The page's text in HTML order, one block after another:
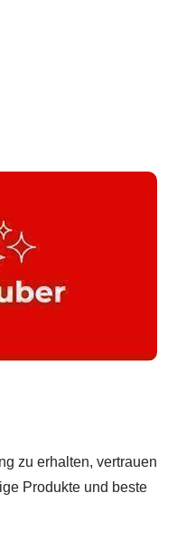
zu erhalten, vertrauen
Produkte und beste